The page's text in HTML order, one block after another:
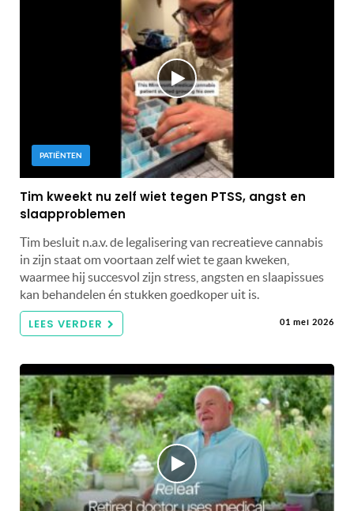
PATIËNTEN
Tim kweekt nu zelf wiet tegen PTSS, angst en
slaapproblemen
Tim besluit n.a.v. de legalisering van recreatieve cannabis
in zijn staat om voortaan zelf wiet te gaan kweken,
waarmee hij succesvol zijn stress, angsten en slaapissues
kan behandelen én stukken goedkoper uit is.
LEES VERDER 01 mei 2026